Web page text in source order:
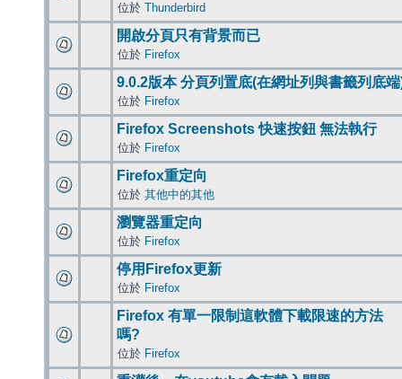
位於 Thunderbird
開啟分頁只有背景而已
位於 Firefox
9.0.2版本 分頁列置底(在網址列與書籤列底
位於 Firefox
Firefox Screenshots 快速按鈕 無法執行
位於 Firefox
Firefox重定向
位於 其他中的其他
瀏覽器重定向
位於 Firefox
停用Firefox更新
位於 Firefox
Firefox 有單一限制這軟體下載限速的方法
嗎?
位於 Firefox